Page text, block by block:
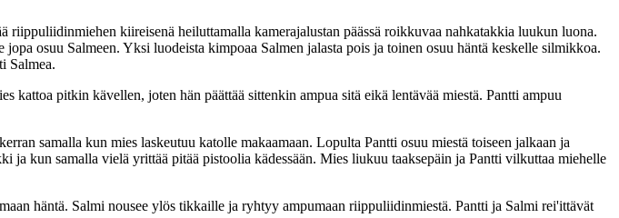
kiireisenä heiluttamalla kamerajalustan päässä roikkuvaa nahkatakkia luukun luona.
osuu Salmeen. Yksi luodeista kimpoaa Salmen jalasta pois ja toinen osuu häntä keskelle silmikkoa.
Salmea.
kattoa pitkin kävellen, joten hän päättää sittenkin ampua sitä eikä lentävää miestä. Pantti ampuu
samalla kun mies laskeutuu katolle makaamaan. Lopulta Pantti osuu miestä toiseen jalkaan ja
kun samalla vielä yrittää pitää pistoolia kädessään. Mies liukuu taaksepäin ja Pantti vilkuttaa miehelle
häntä. Salmi nousee ylös tikkaille ja ryhtyy ampumaan riippuliidinmiestä. Pantti ja Salmi rei'ittävät